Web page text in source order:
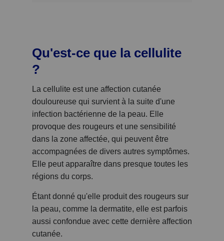
Qu'est-ce que la cellulite
?
La cellulite est une affection cutanée
douloureuse qui survient à la suite d'une
infection bactérienne de la peau. Elle
provoque des rougeurs et une sensibilité
dans la zone affectée, qui peuvent être
accompagnées de divers autres symptômes.
Elle peut apparaître dans presque toutes les
régions du corps.
Étant donné qu'elle produit des rougeurs sur
la peau, comme la dermatite, elle est parfois
aussi confondue avec cette dernière affection
cutanée.